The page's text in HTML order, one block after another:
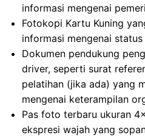
informasi mengenai
Fotokopi Kartu Kuning
informasi mengenai
Dokumen pendukung
driver, seperti surat
pelatihan (jika ada) yang
mengenai keterampilan
Pas foto terbaru ukuran
ekspresi wajah yang